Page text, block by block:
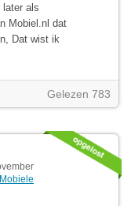
later als
Mobiel.nl dat
Dat wist ik
Gelezen 783
Mobiele